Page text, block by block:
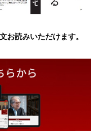
お読みいただけます。